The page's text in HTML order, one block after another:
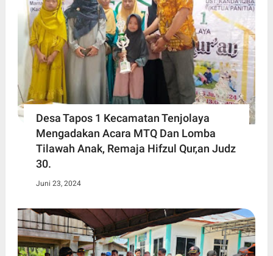
Desa Tapos 1 Kecamatan Tenjolaya
Mengadakan Acara MTQ Dan Lomba
Tilawah Anak, Remaja Hifzul Qur,an Judz
30.
Juni 23, 2024